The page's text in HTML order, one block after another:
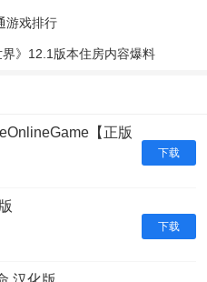
游戏排行
》12.1版本住房内容爆料
下载
【正版
下载